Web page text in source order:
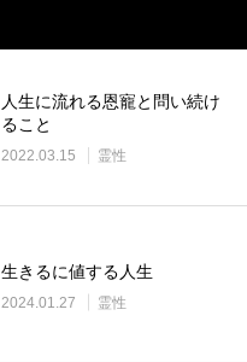
人生に流れる恩寵と問い続け
ること
2022.03.15 霊性
生きるに値する人生
2024.01.27 霊性